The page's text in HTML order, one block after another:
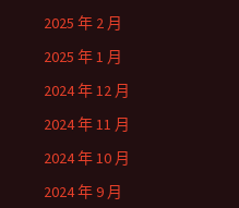
2025 年 2 月
2025 年 1 月
2024 年 12 月
2024 年 11 月
2024 年 10 月
2024 年 9 月